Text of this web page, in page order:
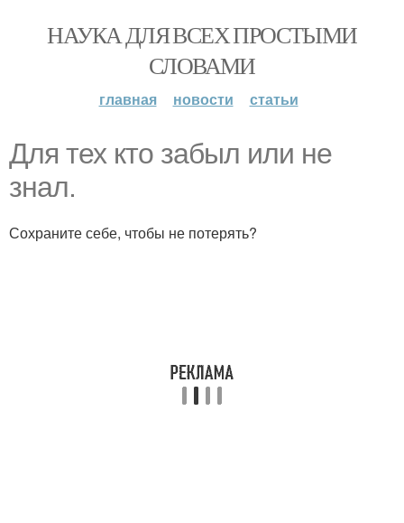
НАУКА ДЛЯ ВСЕХ ПРОСТЫМИ
СЛОВАМИ
главная новости статьи
Для тех кто забыл или не
знал.
Сохраните себе, чтобы не потерять?